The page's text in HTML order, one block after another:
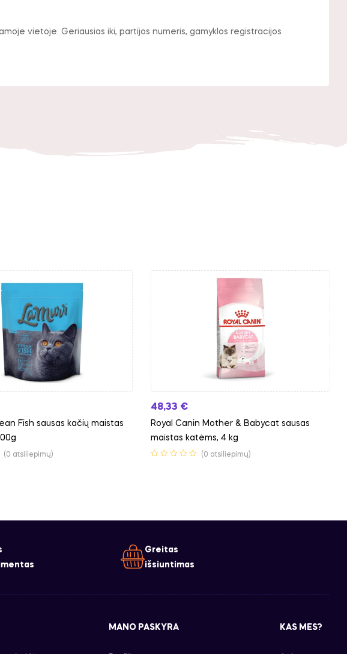
vietoje. Geriausias iki, partijos numeris, gamyklos registracijos
Fish sausas kačių maistas
(0 atsiliepimų)
48,33 €
Royal Canin Mother & Babycat sausas
maistas katėms, 4 kg
(0 atsiliepimų)
Greitas
išsiuntimas
MANO PASKYRA KAS MES?